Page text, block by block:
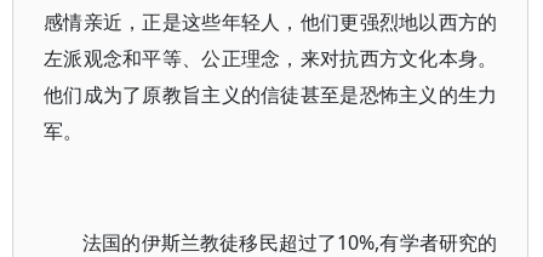
感情亲近，正是这些年轻人，他们更强烈地以西方的
左派观念和平等、公正理念，来对抗西方文化本身。
他们成为了原教旨主义的信徒甚至是恐怖主义的生力
军。
法国的伊斯兰教徒移民超过了10%,有学者研究的